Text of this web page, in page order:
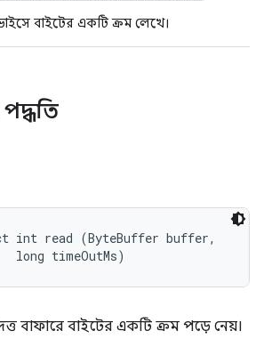
বাইটের একটি ক্রম লেখে।
int read (ByteBuffer buffer,
long timeOutMs)
বাফারে বাইটের একটি ক্রম পড়ে নেয়।